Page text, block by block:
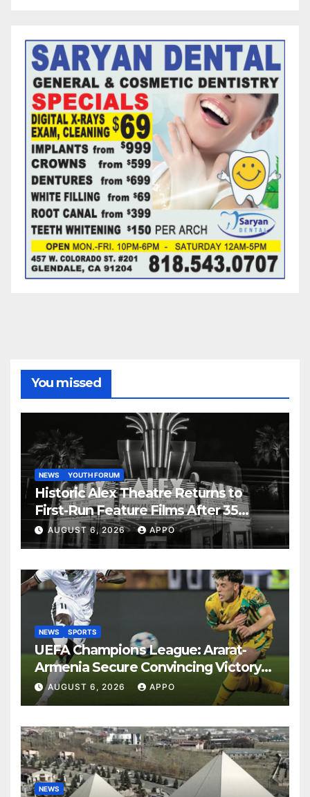
You missed
NEWS YOUTH FORUM
Historic Alex Theatre Returns to
First-Run Feature Films After 35
Years
AUGUST 6, 2026 APPO
NEWS SPORTS
UEFA Champions League: Ararat-
Armenia Secure Convincing Victory
Over Shamrock Rovers 2-0
AUGUST 6, 2026 APPO
NEWS